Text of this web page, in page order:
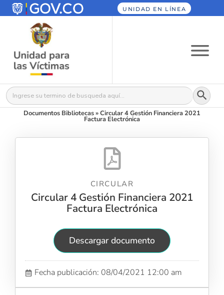
UNIDAD EN LÍNEA
Buscar: Botón
Documentos Bibliotecas»Circular 4 Gestión Financiera 2021
Factura Electrónica
CIRCULAR
Circular 4 Gestión Financiera 2021
Factura Electrónica
Descargar documento
Fecha publicación: 08/04/2021 12:00 am